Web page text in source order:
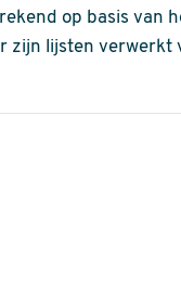
op basis van
zijn lijsten verwerkt